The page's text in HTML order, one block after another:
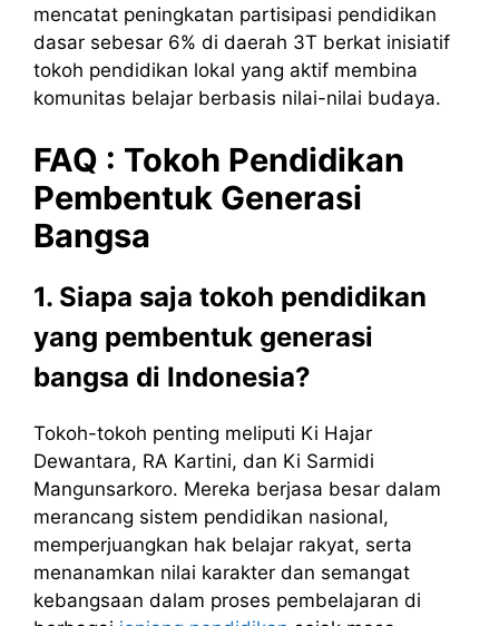
mencatat peningkatan partisipasi pendidikan
dasar sebesar 6% di daerah 3T berkat inisiatif
tokoh pendidikan lokal yang aktif membina
komunitas belajar berbasis nilai-nilai budaya.
FAQ : Tokoh Pendidikan
Pembentuk Generasi
Bangsa
1. Siapa saja tokoh pendidikan
yang pembentuk generasi
bangsa di Indonesia?
Tokoh-tokoh penting meliputi Ki Hajar
Dewantara, RA Kartini, dan Ki Sarmidi
Mangunsarkoro. Mereka berjasa besar dalam
merancang sistem pendidikan nasional,
memperjuangkan hak belajar rakyat, serta
menanamkan nilai karakter dan semangat
kebangsaan dalam proses pembelajaran di